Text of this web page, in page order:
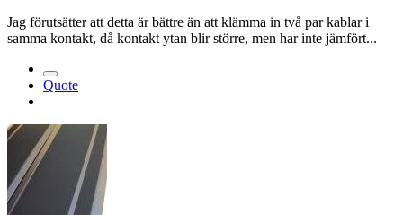
Jag förutsätter att detta är bättre än att klämma in två par kablar i
samma kontakt, då kontakt ytan blir större, men har inte jämfört...
Quote